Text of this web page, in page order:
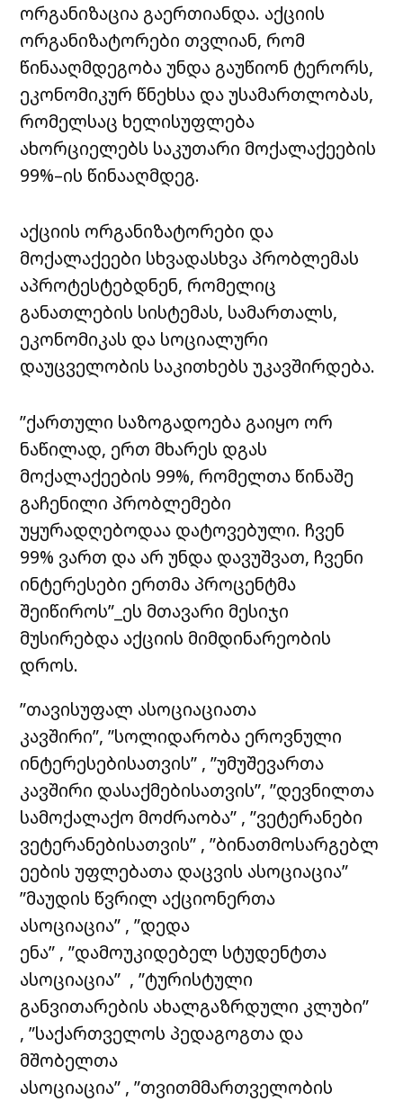
ორგანიზაცია გაერთიანდა. აქციის
ორგანიზატორები თვლიან, რომ
წინააღმდეგობა უნდა გაუწიონ ტერორს,
ეკონომიკურ წნეხსა და უსამართლობას,
რომელსაც ხელისუფლება
ახორციელებს საკუთარი მოქალაქეების
99%–ის წინააღმდეგ.
აქციის ორგანიზატორები და
მოქალაქეები სხვადასხვა პრობლემას
აპროტესტებდნენ, რომელიც
განათლების სისტემას, სამართალს,
ეკონომიკას და სოციალური
დაუცველობის საკითხებს უკავშირდება.
”ქართული საზოგადოება გაიყო ორ
ნაწილად, ერთ მხარეს დგას
მოქალაქეების 99%, რომელთა წინაშე
გაჩენილი პრობლემები
უყურადღებოდაა დატოვებული. ჩვენ
99% ვართ და არ უნდა დავუშვათ, ჩვენი
ინტერესები ერთმა პროცენტმა
შეიწიროს”_ეს მთავარი მესიჯი
მუსირებდა აქციის მიმდინარეობის
დროს.
”თავისუფალ ასოციაციათა
კავშირი”, ”სოლიდარობა ეროვნული
ინტერესებისათვის” , ”უმუშევართა
კავშირი დასაქმებისათვის”, ”დევნილთა
სამოქალაქო მოძრაობა” , ”ვეტერანები
ვეტერანებისათვის” , ”ბინათმოსარგებლ
ეების უფლებათა დაცვის ასოციაცია”
”მაუდის წვრილ აქციონერთა
ასოციაცია” , ”დედა
ენა” , ”დამოუკიდებელ სტუდენტთა
ასოციაცია” , ”ტურისტული
განვითარების ახალგაზრდული კლუბი”
, ”საქართველოს პედაგოგთა და
მშობელთა
ასოციაცია” , ”თვითმმართველობის